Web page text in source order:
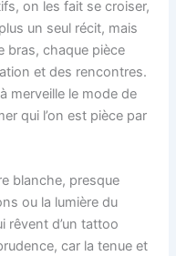
on les fait se croiser,
un seul récit, mais
bras, chaque pièce
et des rencontres.
merveille le mode de
qui l’on est pièce par
blanche, presque
ou la lumière du
rêvent d’un tattoo
car la tenue et